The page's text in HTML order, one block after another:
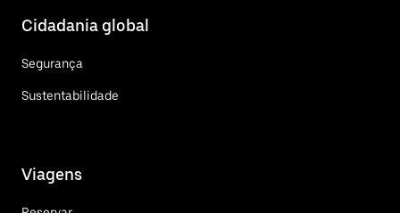
Cidadania global
Segurança
Sustentabilidade
Viagens